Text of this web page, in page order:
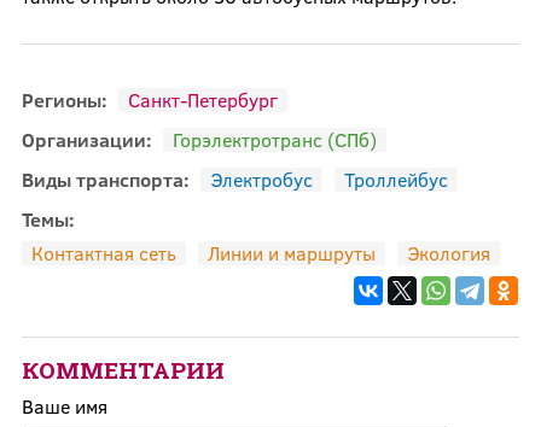
Регионы:
Санкт-Петербург
Организации:
Горэлектротранс (СПб)
Виды транспорта:
Электробус
Троллейбус
Темы:
Контактная сеть
Линии и маршруты Экология
КОММЕНТАРИИ
Ваше имя